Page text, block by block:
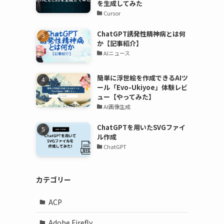
を生成してみた
Cursor
ChatGPT誘発性精神病とは何
か【記事紹介】
AIニュース
簡単に浮世絵を作成できるAIツ
ール「Evo-Ukiyoe」体験レビ
ュー【やってみた】
AI画像生成
ChatGPTを用いたSVGファイ
ル作成
ChatGPT
カテゴリー
ACP